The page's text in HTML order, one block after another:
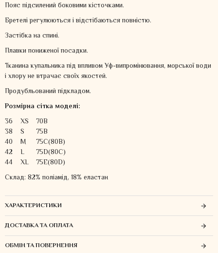
Пояс підсилений боковими кісточками.
Бретелі регулюються і відстібаються повністю.
Застібка на спині.
Плавки пониженої посадки.
Тканина купальника під впливом Уф-випромінювання, морської води
і хлору не втрачає своїх якостей.
Продубльований підкладом.
Розмірна сітка моделі:
36
XS
70B
38
S
75B
40
M
75C(80B)
42
L
75D(80C)
44
XL
75E(80D)
Склад: 82% поліамід, 18% еластан
ХАРАКТЕРИСТИКИ
ДОСТАВКА ТА ОПЛАТА
ОБМІН ТА ПОВЕРНЕННЯ